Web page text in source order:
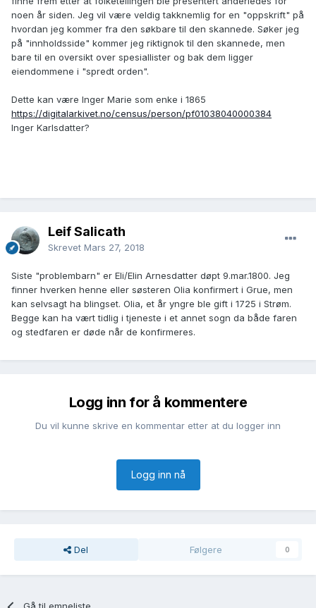
https://www.familysearch.org/ark:/61903/1:1:NH2M-H29
noen år siden. Jeg vil være veldig takknemlig for en "oppskrift" på
hvordan jeg kommer fra den søkbare til den skannede. Søker jeg
på "innholdsside" kommer jeg riktignok til den skannede, men
bare til en oversikt over spesiallister og bak dem ligger
eiendommene i "spredt orden".
Dette kan være Inger Marie som enke i 1865
https://digitalarkivet.no/census/person/pf01038040000384
Inger Karlsdatter?
Leif Salicath
Skrevet Mars 27, 2018
Siste "problembarn" er Eli/Elin Arnesdatter døpt 9.mar.1800. Jeg
finner hverken henne eller søsteren Olia konfirmert i Grue, men
kan selvsagt ha blingset. Olia, et år yngre ble gift i 1725 i Strøm.
Begge kan ha vært tidlig i tjeneste i et annet sogn da både faren
og stedfaren er døde når de konfirmeres.
Logg inn for å kommentere
Du vil kunne skrive en kommentar etter at du logger inn
Logg inn nå
Del Følgere 0